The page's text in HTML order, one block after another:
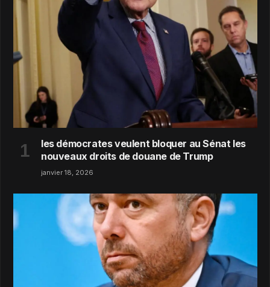
les démocrates veulent bloquer au Sénat les
nouveaux droits de douane de Trump
janvier 18, 2026